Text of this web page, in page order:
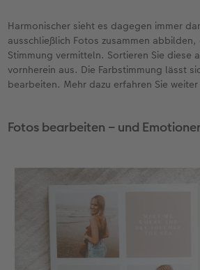
Harmonischer sieht es dagegen immer
ausschließlich Fotos zusammen
Stimmung vermitteln. Sortieren Sie diese
vornherein aus. Die Farbstimmung lässt
bearbeiten. Mehr dazu erfahren Sie
Fotos bearbeiten – und